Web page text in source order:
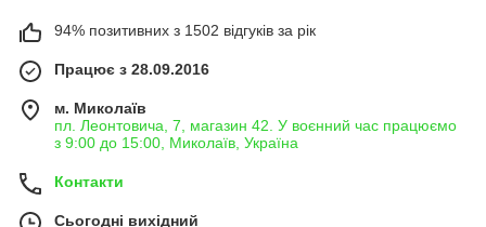
94% позитивних з 1502 відгуків за рік
Працює з 28.09.2016
м. Миколаїв
пл. Леонтовича, 7, магазин 42. У воєнний час працюємо
з 9:00 до 15:00, Миколаїв, Україна
Контакти
Сьогодні вихідний